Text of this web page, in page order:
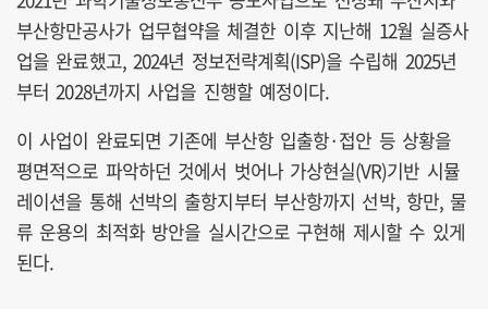
부산항만공사가 업무협약을 체결한 이후 지난해 12월 실증사
업을 완료했고, 2024년 정보전략계획(ISP)을 수립해 2025년
부터 2028년까지 사업을 진행할 예정이다.
이 사업이 완료되면 기존에 부산항 입출항·접안 등 상황을
평면적으로 파악하던 것에서 벗어나 가상현실(VR)기반 시뮬
레이션을 통해 선박의 출항지부터 부산항까지 선박, 항만, 물
류 운용의 최적화 방안을 실시간으로 구현해 제시할 수 있게
된다.